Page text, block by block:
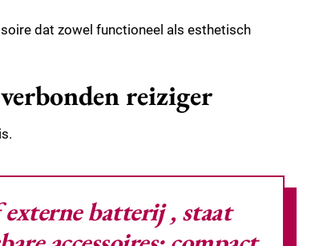
dat zowel functioneel als esthetisch
reiziger
externe batterij, staat